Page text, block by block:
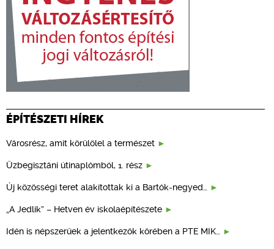
ÉPÍTÉSZETI HÍREK
Városrész, amit körülölel a természet
Üzbegisztáni útinaplómból, 1. rész
Új közösségi teret alakítottak ki a Bartók-negyed…
„A Jedlik” – Hetven év iskolaépítészete
Idén is népszerűek a jelentkezők körében a PTE MIK…